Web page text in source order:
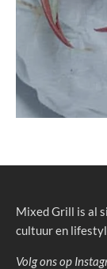
Mixed Grill is al
cultuur en
Volg ons op